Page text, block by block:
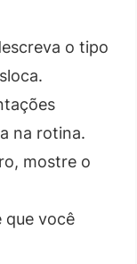
o tipo
na rotina.
mostre o
que você